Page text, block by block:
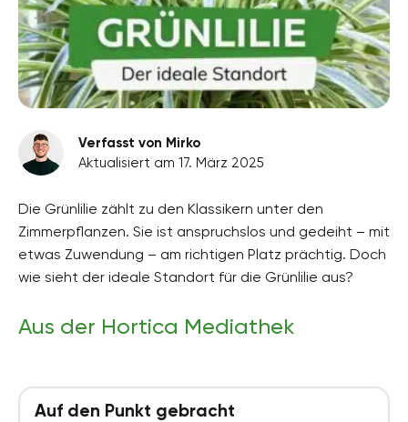
Verfasst von Mirko
Aktualisiert am 17. März 2025
Die Grünlilie zählt zu den Klassikern unter den
Zimmerpflanzen. Sie ist anspruchslos und gedeiht – mit
etwas Zuwendung – am richtigen Platz prächtig. Doch
wie sieht der ideale Standort für die Grünlilie aus?
Aus der Hortica Mediathek
Auf den Punkt gebracht